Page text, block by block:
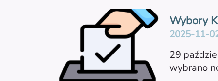
Wybory
2025-11-
29
wybrano